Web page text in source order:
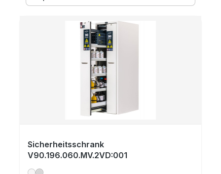
Sicherheitsschrank
V90.196.060.MV.2VD:001